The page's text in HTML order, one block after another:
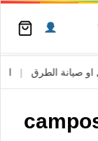
صيانة الطرق